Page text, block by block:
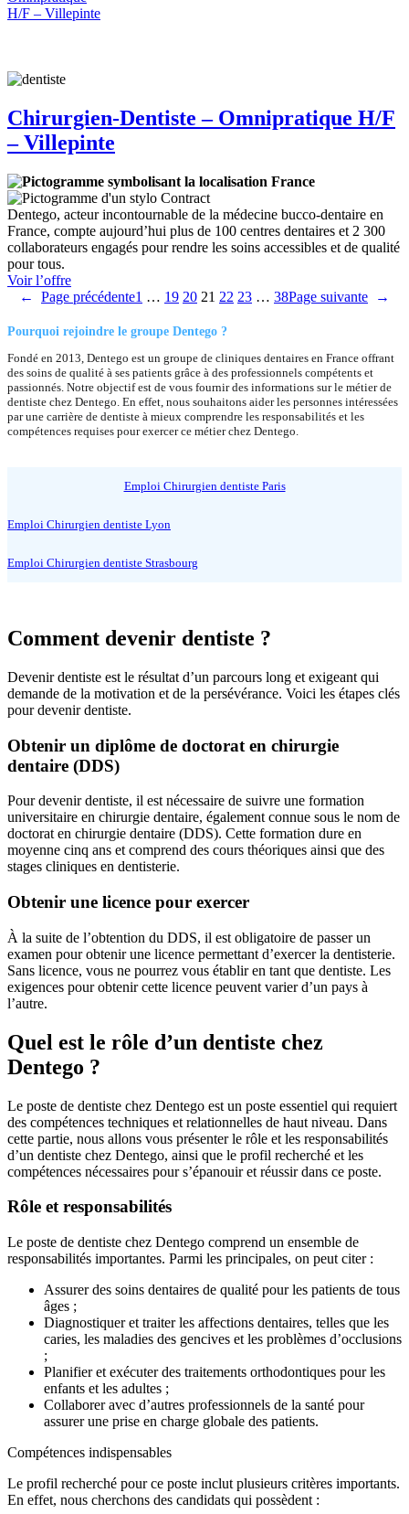
H/F
Chirurgien-Dentiste – Omnipratique H/F
– Villepinte
France
Contract
Dentego, acteur incontournable de la médecine bucco-dentaire en
France, compte aujourd’hui plus de 100 centres dentaires et 2 300
collaborateurs engagés pour rendre les soins accessibles et de qualité
pour tous.
Voir l’offre:
Chirurgien-
–
H/F
–
Villepinte
← Page précédente1 … 19 20 21 22 23 … 38Page suivante →
Pourquoi rejoindre le groupe Dentego ?
Fondé en 2013, Dentego est un groupe de cliniques dentaires en France offrant
des soins de qualité à ses patients grâce à des professionnels compétents et
passionnés. Notre objectif est de vous fournir des informations sur le métier de
dentiste chez Dentego. En effet, nous souhaitons aider les personnes intéressées
par une carrière de dentiste à mieux comprendre les responsabilités et les
compétences requises pour exercer ce métier chez Dentego.
Emploi Chirurgien dentiste Paris
Emploi Chirurgien dentiste Lyon
Emploi Chirurgien dentiste Strasbourg
Comment devenir dentiste ?
Devenir dentiste est le résultat d’un parcours long et exigeant qui
demande de la motivation et de la persévérance. Voici les étapes clés
pour devenir dentiste.
Obtenir un diplôme de doctorat en chirurgie
dentaire (DDS)
Pour devenir dentiste, il est nécessaire de suivre une formation
universitaire en chirurgie dentaire, également connue sous le nom de
doctorat en chirurgie dentaire (DDS). Cette formation dure en
moyenne cinq ans et comprend des cours théoriques ainsi que des
stages cliniques en dentisterie.
Obtenir une licence pour exercer
À la suite de l’obtention du DDS, il est obligatoire de passer un
examen pour obtenir une licence permettant d’exercer la dentisterie.
Sans licence, vous ne pourrez vous établir en tant que dentiste. Les
exigences pour obtenir cette licence peuvent varier d’un pays à
l’autre.
Quel est le rôle d’un dentiste chez
Dentego ?
Le poste de dentiste chez Dentego est un poste essentiel qui requiert
des compétences techniques et relationnelles de haut niveau. Dans
cette partie, nous allons vous présenter le rôle et les responsabilités
d’un dentiste chez Dentego, ainsi que le profil recherché et les
compétences nécessaires pour s’épanouir et réussir dans ce poste.
Rôle et responsabilités
Le poste de dentiste chez Dentego comprend un ensemble de
responsabilités importantes. Parmi les principales, on peut citer :
Assurer des soins dentaires de qualité pour les patients de tous
âges ;
Diagnostiquer et traiter les affections dentaires, telles que les
caries, les maladies des gencives et les problèmes d’occlusions
;
Planifier et exécuter des traitements orthodontiques pour les
enfants et les adultes ;
Collaborer avec d’autres professionnels de la santé pour
assurer une prise en charge globale des patients.
Compétences indispensables
Le profil recherché pour ce poste inclut plusieurs critères importants.
En effet, nous cherchons des candidats qui possèdent :